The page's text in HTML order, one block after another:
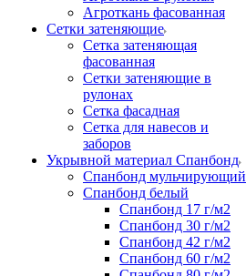
Агроткань фасованная
Сетки затеняющие
Сетка затеняющая
фасованная
Сетки затеняющие в
рулонах
Сетка фасадная
Сетка для навесов и
заборов
Укрывной материал Спанбонд
Спанбонд мульчирующий
Спанбонд белый
Спанбонд 17 г/м2
Спанбонд 30 г/м2
Спанбонд 42 г/м2
Спанбонд 60 г/м2